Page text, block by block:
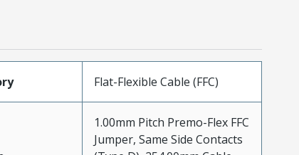
Flat-Flexible Cable (FFC)
1.00mm Pitch Premo-Flex FFC
Jumper, Same Side Contacts